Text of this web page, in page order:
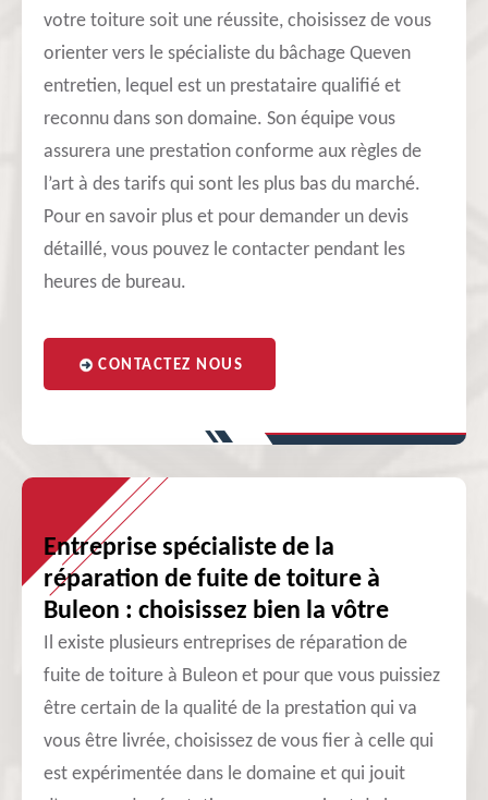
votre toiture soit une réussite, choisissez de vous
orienter vers le spécialiste du bâchage Queven
entretien, lequel est un prestataire qualifié et
reconnu dans son domaine. Son équipe vous
assurera une prestation conforme aux règles de
l’art à des tarifs qui sont les plus bas du marché.
Pour en savoir plus et pour demander un devis
détaillé, vous pouvez le contacter pendant les
heures de bureau.
CONTACTEZ NOUS
Entreprise spécialiste de la
réparation de fuite de toiture à
Buleon : choisissez bien la vôtre
Il existe plusieurs entreprises de réparation de
fuite de toiture à Buleon et pour que vous puissiez
être certain de la qualité de la prestation qui va
vous être livrée, choisissez de vous fier à celle qui
est expérimentée dans le domaine et qui jouit